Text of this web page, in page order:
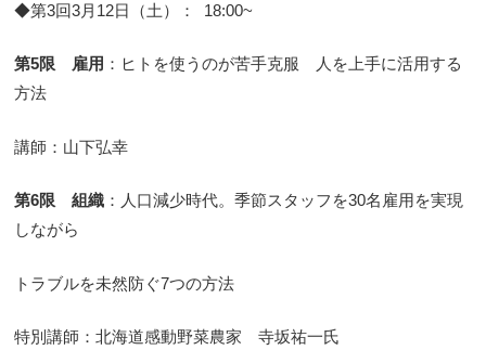
◆第3回3月12日（土）： 18:00~
第5限 雇用 ：ヒトを使うのが苦手克服 人を上手に活用する
方法
講師：山下弘幸
第6限 組織 ：人口減少時代。季節スタッフを30名雇用を実現
しながら
トラブルを未然防ぐ7つの方法
特別講師：北海道感動野菜農家 寺坂祐一氏